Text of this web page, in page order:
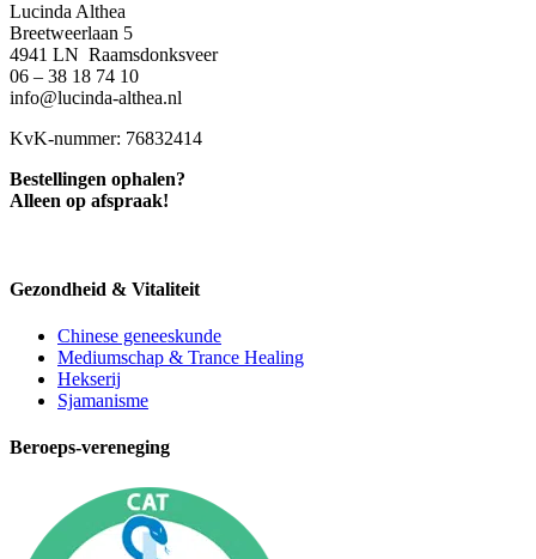
Lucinda Althea
Breetweerlaan 5
4941 LN Raamsdonksveer
06 – 38 18 74 10
info@lucinda-althea.nl
KvK-nummer: 76832414
Bestellingen ophalen?
Alleen op afspraak!
Gezondheid & Vitaliteit
Chinese geneeskunde
Mediumschap & Trance Healing
Hekserij
Sjamanisme
Beroeps-vereneging